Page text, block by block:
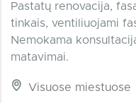
Pastatų renovacija,
tinkais, ventiliuojami
Nemokama
matavimai.
Visuose miestuose